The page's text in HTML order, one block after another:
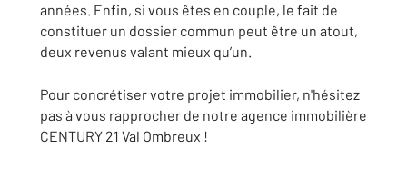
années. Enfin, si vous êtes en couple, le fait de
constituer un dossier commun peut être un atout,
deux revenus valant mieux qu’un.
Pour concrétiser votre projet immobilier, n'hésitez
pas à vous rapprocher de notre agence immobilière
CENTURY 21 Val Ombreux !